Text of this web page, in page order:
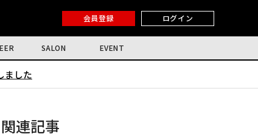
会員登録 ログイン
SALON EVENT
ました
関連記事